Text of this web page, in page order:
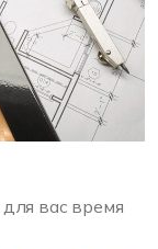
вас время